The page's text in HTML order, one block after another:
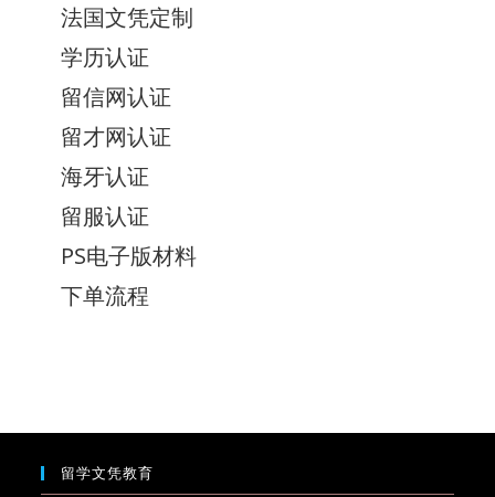
法国文凭定制
学历认证
留信网认证
留才网认证
海牙认证
留服认证
PS电子版材料
下单流程
留学文凭教育